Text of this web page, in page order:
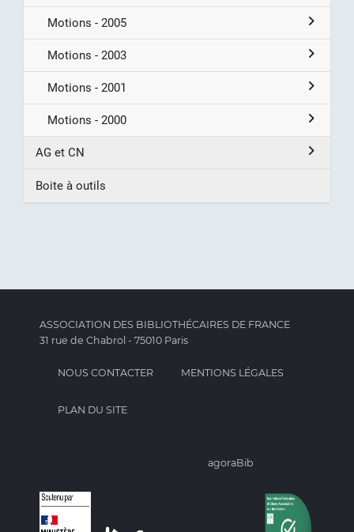
Motions - 2005
Motions - 2003
Motions - 2001
Motions - 2000
AG et CN
Boite à outils
ASSOCIATION DES BIBLIOTHÉCAIRES DE FRANCE
31 rue de Chabrol - 75010 Paris
NOUS CONTACTER MENTIONS LÉGALES
PLAN DU SITE
agoraBib